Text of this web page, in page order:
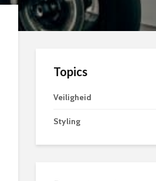
Topics
Veiligheid
Styling